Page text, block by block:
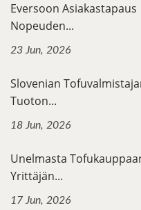
Eversoon Asiakastapaus
Nopeuden...
23 Jun, 2026
Slovenian
Tuoton...
18 Jun, 2026
Unelmasta
Yrittäjän...
17 Jun, 2026